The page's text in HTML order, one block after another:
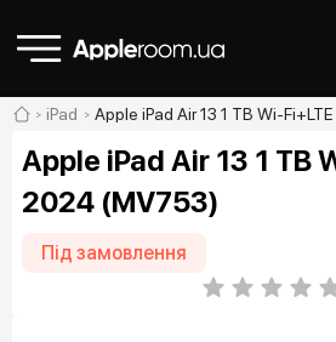
iPad Apple iPad Air 13 1 TB Wi-
Apple iPad Air 13 1 TB
2024 (MV753)
Під замовлення